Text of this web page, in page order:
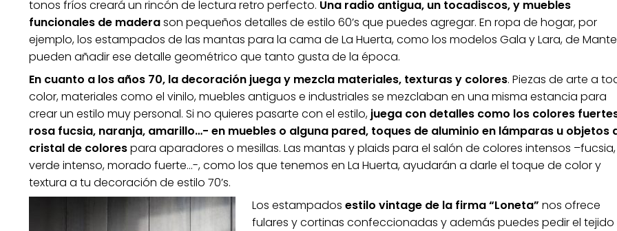
tonos fríos creará un rincón de lectura retro perfecto. Una radio antigua, un tocadiscos, y muebles
funcionales de maderason pequeños detalles de estilo 60’s que puedes agregar. En ropa de hogar, por
ejemplo, los estampados de las mantas para la cama de La Huerta, como los modelos Gala y Lara, de
pueden añadir ese detalle geométrico que tanto gusta de la época.
En cuanto a los años 70, la decoración juega y mezcla materiales, texturas y colores. Piezas de arte a
color, materiales como el vinilo, muebles antiguos e industriales se mezclaban en una misma estancia para
crear un estilo muy personal. Si no quieres pasarte con el estilo, juega con detalles como los colores
rosa fucsia, naranja, amarillo…- en muebles o alguna pared, toques de aluminio en lámparas u objetos
cristal de colorespara aparadores o mesillas. Las mantas y plaids para el salón de colores intensos –fucsia,
verde intenso, morado fuerte…-, como los que tenemos en La Huerta, ayudarán a darle el toque de color y
textura a tu decoración de estilo 70’s.
Los estampados estilo vintage de la firma “Loneta” nos ofrece
fulares y cortinas confeccionadas y además puedes pedir el tejido